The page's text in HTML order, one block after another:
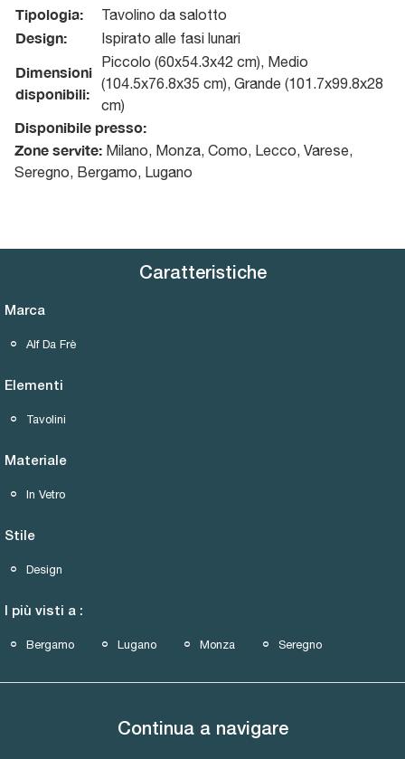
Tipologia: Tavolino da salotto
Design: Ispirato alle fasi lunari
Dimensioni
disponibili:
Piccolo (60x54.3x42 cm), Medio
(104.5x76.8x35 cm), Grande (101.7x99.8x28
cm)
Disponibile presso:
Zone servite: Milano, Monza, Como, Lecco, Varese,
Seregno, Bergamo, Lugano
Caratteristiche
Marca
Alf Da Frè
Elementi
Tavolini
Materiale
In Vetro
Stile
Design
I più visti a :
Bergamo Lugano Monza Seregno
Continua a navigare